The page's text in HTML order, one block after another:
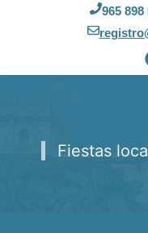
965 898
Fiestas